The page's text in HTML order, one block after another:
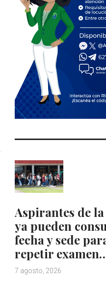
Aspirantes de
ya pueden
fecha y sede
repetir
7 agosto, 2026